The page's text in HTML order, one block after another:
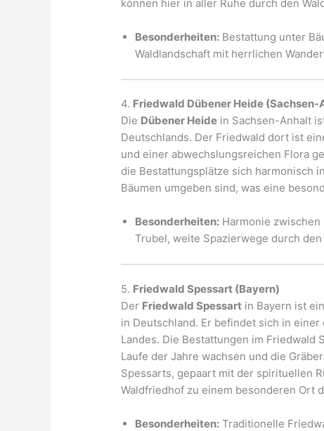
können hier in aller Ruhe durch den
Besonderheiten: Bestattung unter
Waldlandschaft mit herrlichen
4. Friedwald Dübener Heide (Sachsen-
Die Dübener Heide in Sachsen-Anhalt
Deutschlands. Der Friedwald dort ist
und einer abwechslungsreichen Flora
die Bestattungsplätze sich harmonisch
Bäumen umgeben sind, was eine
Besonderheiten: Harmonie
Trubel, weite Spazierwege durch den
5. Friedwald Spessart (Bayern)
Der Friedwald Spessart in Bayern ist
in Deutschland. Er befindet sich in
Landes. Die Bestattungen im Friedwald
Laufe der Jahre wachsen und die
Spessarts, gepaart mit der spirituellen
Waldfriedhof zu einem besonderen Ort
Besonderheiten: Traditionelle